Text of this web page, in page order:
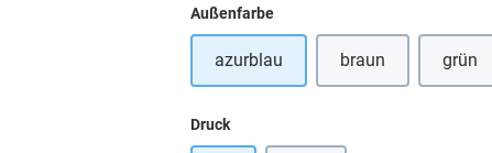
Außenfarbeauswählen
azurblau braun(Diese Option ist
grün
Druckauswählen